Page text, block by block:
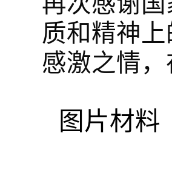
质和精神
感激之情
图片材料